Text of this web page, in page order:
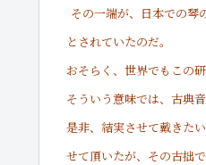
その一端が、日本での琴
とされていたのだ。
おそらく、世界でもこの
そういう意味では、古典
是非、結実させて戴きた
せて頂いたが、その古拙